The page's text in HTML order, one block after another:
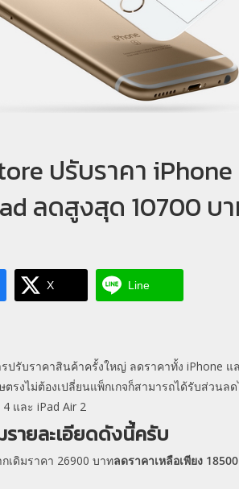
ปรับราคา
ลดสูงสุด 10700 บ
X Line
ปรับราคาสินค้าครั้งใหญ่ ลดราคาทั้ง iPhone แ
ตรงไม่ต้องเปลี่ยนแพ็กเกจก็สามารถได้รับส่วนล
4 และ iPad Air 2
รายละเอียดดังนี้ครับ
เดิมราคา 26900 บาทลดราคาเหลือเพียง